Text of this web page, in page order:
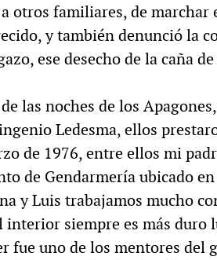
otros familiares, de marchar
y también denunció la
ese desecho de la caña
las noches de los
Ledesma, ellos
de 1976, entre ellos mi
de Gendarmería ubicado
y Luis trabajamos mucho
siempre es más duro
fue uno de los mentores del